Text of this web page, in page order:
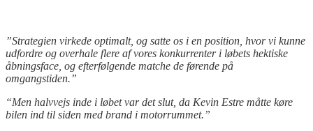
”Strategien virkede optimalt, og satte os i en position, hvor vi kunne
udfordre og overhale flere af vores konkurrenter i løbets hektiske
åbningsface, og efterfølgende matche de førende på
omgangstiden.”
“Men halvvejs inde i løbet var det slut, da Kevin Estre måtte køre
bilen ind til siden med brand i motorrummet.”